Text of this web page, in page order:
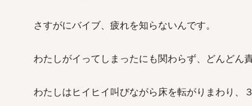
さすがにバイブ、疲れを知らないんです。
わたしがイってしまったにも関わらず、どんどん
わたしはヒイヒイ叫びながら床を転がりまわり、